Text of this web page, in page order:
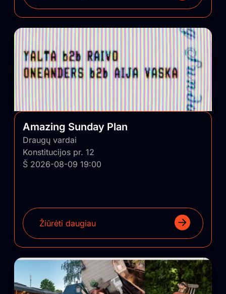
Amazing Sunday Plan
Draugų vardai
Konstitucijos pr. 12
Š 2026-08-09 19:00
Žiūrėti daugiau